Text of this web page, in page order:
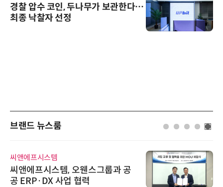
경찰 압수 코인, 두나무가 보관한다…
최종 낙찰자 선정
브랜드 뉴스룸
씨앤에프시스템
씨앤에프시스템, 오웬스그룹과 공
공 ERP·DX 사업 협력